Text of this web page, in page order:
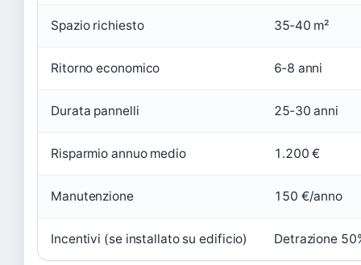
Spazio richiesto 35‑40 m²
Ritorno economico 6‑8 anni
Durata pannelli 25‑30 anni
Risparmio annuo medio 1.200 €
Manutenzione 150 €/anno
Incentivi (se installato su edificio) Detrazione